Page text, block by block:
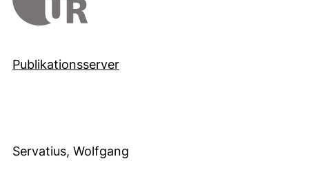
Publikationsserver
Servatius, Wolfgang